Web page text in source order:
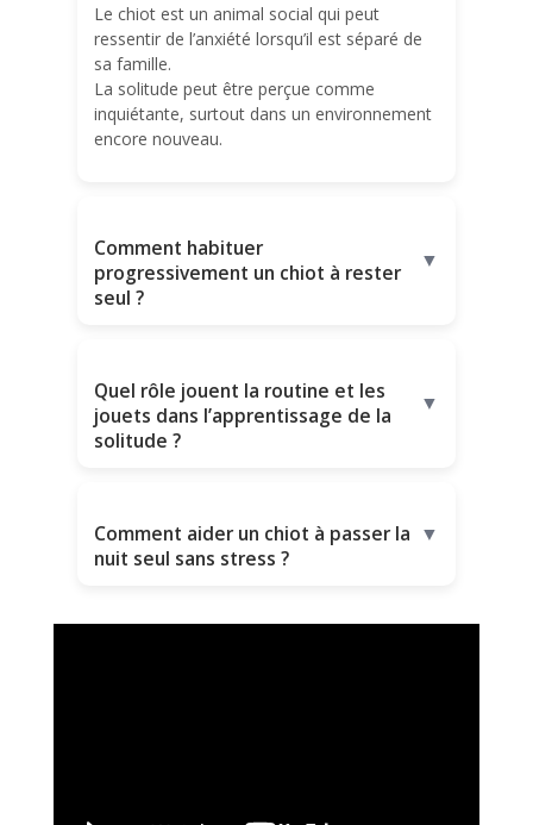
Le chiot est un animal social qui peut
ressentir de l’anxiété lorsqu’il est séparé de
sa famille.
La solitude peut être perçue comme
inquiétante, surtout dans un environnement
encore nouveau.
Comment habituer
progressivement un chiot à rester
seul ?
▼
Quel rôle jouent la routine et les
jouets dans l’apprentissage de la
solitude ?
▼
Comment aider un chiot à passer la
nuit seul sans stress ?
▼